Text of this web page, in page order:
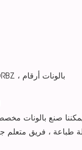
بالونات ، بالونات مخصصة ، بالونات إعلانية ، بالونات ORBZ ، بالونات أرقام
البالونات. يمكننا صنع